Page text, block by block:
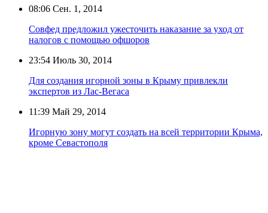
08:06 Сен. 1, 2014
Совфед предложил ужесточить наказание за уход от
налогов с помощью офшоров
23:54 Июль 30, 2014
Для создания игорной зоны в Крыму привлекли
экспертов из Лас-Вегаса
11:39 Май 29, 2014
Игорную зону могут создать на всей территории Крыма,
кроме Севастополя